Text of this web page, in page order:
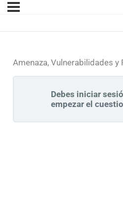
Amenaza, Vulnerabilidades y
Debes iniciar
empezar el